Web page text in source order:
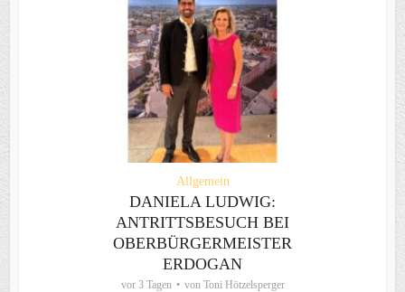
Allgemein
DANIELA LUDWIG:
ANTRITTSBESUCH BEI
OBERBÜRGERMEISTER
ERDOGAN
vor 3 Tagen von Toni Hötzelsperger